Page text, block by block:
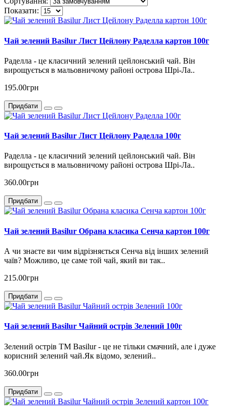
Показати:
Чай зелений Basilur Лист Цейлону Раделла картон 100г
Раделла - це класичний зелений цейлонський чай. Він
вирощується в мальовничому районі острова Шрі-Ла..
195.00грн
Придбати
Чай зелений Basilur Лист Цейлону Раделла 100г
Раделла - це класичний зелений цейлонський чай. Він
вирощується в мальовничому районі острова Шрі-Ла..
360.00грн
Придбати
Чай зелений Basilur Обрана класика Сенча картон 100г
А чи знаєте ви чим відрізняється Сенча від інших зелений
чаїв? Можливо, це саме той чай, який ви так..
215.00грн
Придбати
Чай зелений Basilur Чайний острів Зелений 100г
Зелений острів ТМ Basilur - це не тільки смачний, але і дуже
корисний зелений чай.Як відомо, зелений..
360.00грн
Придбати